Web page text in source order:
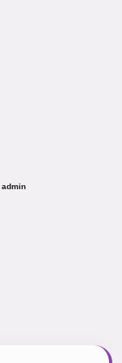
admin